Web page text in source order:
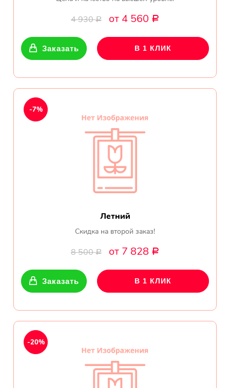
4 930Р от 4 560 Р
Заказать В 1 КЛИК
Летний
Скидка на второй заказ!
8 500Р от 7 828 Р
-7%
Заказать В 1 КЛИК
-20%